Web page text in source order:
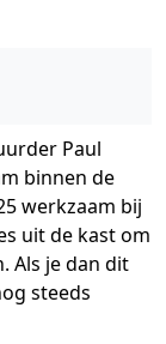
Paul
binnen de
werkzaam bij
uit de kast om
Als je dan dit
steeds